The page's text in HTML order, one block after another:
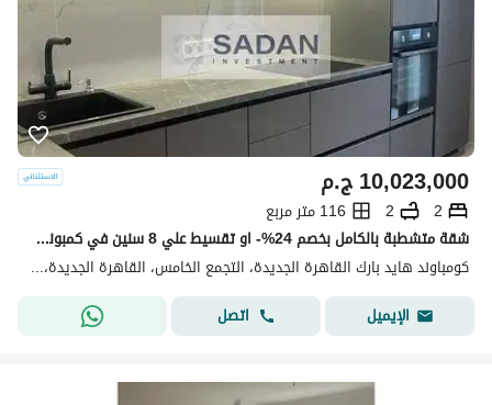
ج.م10,023,000
2
2
116 متر مربع
شقة متشطبة بالكامل بخصم 24%- او تقسيط علي 8 سنين في كمبوند هايد بارك التجمع الخامس دقائق للجامعة الامريكية(Hyde Park New Cairo Compound )
كومباوند هايد بارك القاهرة الجديدة، التجمع الخامس، القاهرة الجديدة، القاهرة
الإيميل
اتصل